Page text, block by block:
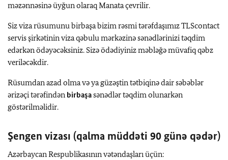
məzənnəsinə üyğun olaraq Manata çevrilir.
Siz viza rüsumunu birbaşa bizim rəsmi tərəfdaşımız TLScontact
servis şirkətinin viza qəbulu mərkəzinə sənədlərinizi təqdim
edərkən ödəyəcəksiniz. Sizə ödədiyiniz məbləğə müvafiq qəbz
veriləcəkdir.
Rüsumdan azad olma və ya güzəştin tətbiqinə dair səbəblər
ərizəçi tərəfindən birbaşasənədlər təqdim olunarkən
göstərilməlidir.
Şengen vizası (qalma müddəti 90günə qədər)
Azərbaycan Respublikasının vətəndaşları üçün: